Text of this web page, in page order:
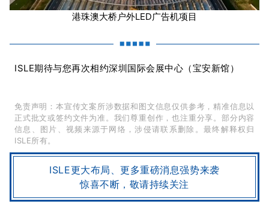
港珠澳大桥户外LED广告机项目
ISLE期待与您再次相约深圳国际会展中心（宝安新馆）
免责声明：本宣传文案所涉数据和图文信息仅供参考，精准信息以
正式批文或签约文件为准。我们尊重创作，也注重分享。部分内容
信息、图片、视频来源于网络，涉侵请联系删除。最终解释权归
ISLE所有。
ISLE更大布局、更多重磅消息强势来袭
惊喜不断，敬请持续关注